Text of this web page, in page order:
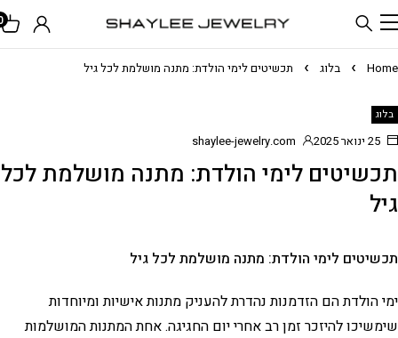
Home בלוג תכשיטים לימי הולדת: מתנה מושלמת לכל גיל
בלוג
shaylee-jewelry.com
תכשיטים לימי הולדת: מתנה מושלמת לכל
גיל
תכשיטים לימי הולדת: מתנה מושלמת לכל גיל
ימי הולדת הם הזדמנות נהדרת להעניק מתנות אישיות ומיוחדות
שימשיכו להיזכר זמן רב אחרי יום החגיגה. אחת המתנות המושלמות